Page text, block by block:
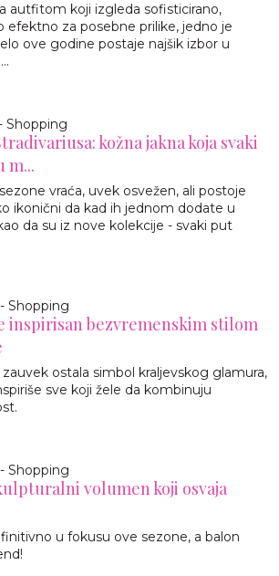
autfitom koji izgleda sofisticirano,
efektno za posebne prilike, jedno je
ove godine postaje najšik izbor u
Shopping
kožna jakna koja svaki
m...
vraća, uvek osvežen, ali postoje
ikonični da kad ih jednom dodate u
da su iz nove kolekcije - svaki put
Shopping
inspirisan bezvremenskim stilom
ostala simbol kraljevskog glamura,
sve koji žele da kombinuju
Shopping
volumen koji osvaja
u fokusu ove sezone, a balon